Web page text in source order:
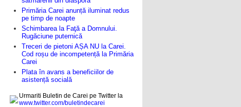
Primăria Carei anunță iluminat redus
pe timp de noapte
Schimbarea la Faţă a Domnului.
Rugăciune puternică
Treceri de pietoni AȘA NU la Carei.
Cod roșu de incompetență la Primăria
Carei
Plata în avans a beneficiilor de
asistență socială
Urmariti Buletin de Carei pe Twitter la
www.twitter.com/buletindecarei